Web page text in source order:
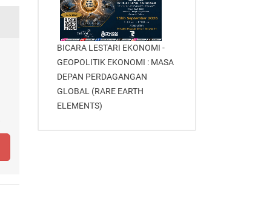
BICARA LESTARI EKONOMI -
GEOPOLITIK EKONOMI : MASA
DEPAN PERDAGANGAN
GLOBAL (RARE EARTH
ELEMENTS)